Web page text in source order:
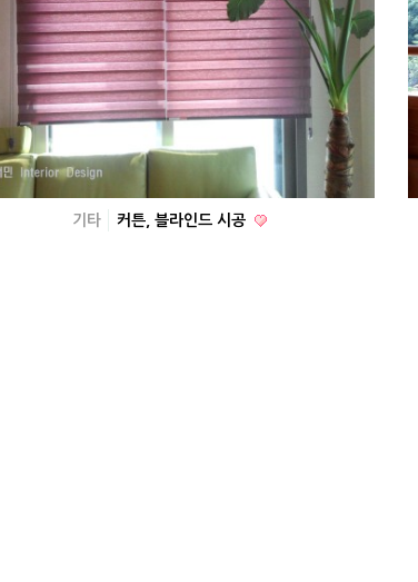
기타 커튼, 블라인드 시공